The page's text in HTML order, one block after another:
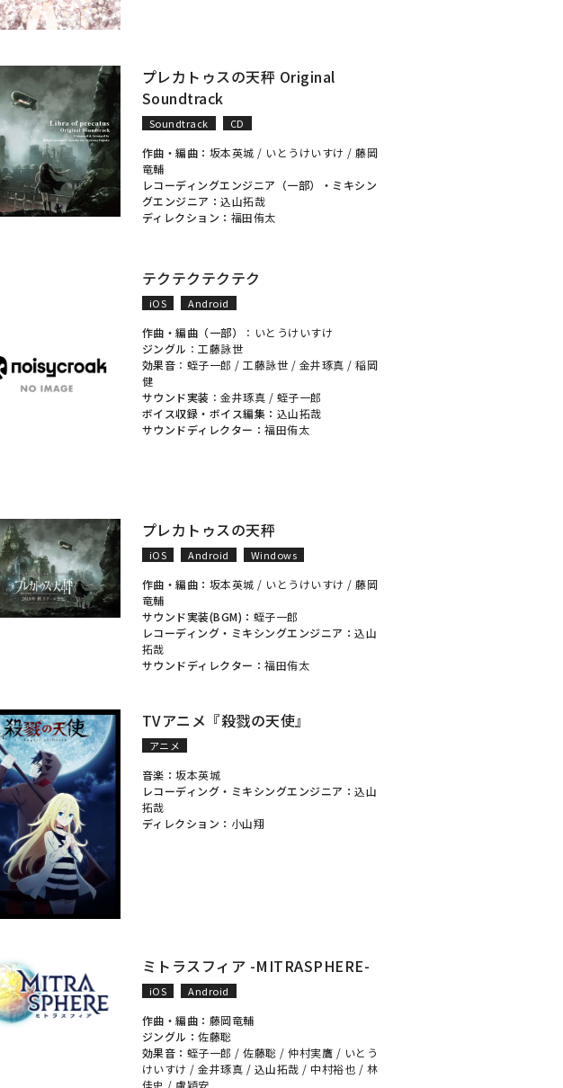
プレカトゥスの天秤 Original
Soundtrack
Soundtrack CD
作曲・編曲： 坂本英城 / いとうけいすけ /藤岡
竜輔
レコーディングエンジニア（一部）・ミキシン
グエンジニア：込山拓哉
ディレクション： 福田侑太
テクテクテクテク
iOS Android
作曲・編曲（一部） ： いとうけいすけ
ジングル ：工藤詠世
効果音 ： 蛭子一郎 /工藤詠世 / 金井琢真 /稲岡
健
サウンド実装 ：金井琢真 / 蛭子一郎
ボイス収録・ボイス編集： 込山拓哉
サウンドディレクター：福田侑太
プレカトゥスの天秤
iOS Android Windows
作曲・編曲： 坂本英城 / いとうけいすけ /藤岡
竜輔
サウンド実装(BGM)： 蛭子一郎
レコーディング・ミキシングエンジニア：込山
拓哉
サウンドディレクター：福田侑太
TVアニメ『殺戮の天使』
アニメ
音楽：坂本英城
レコーディング・ミキシングエンジニア：込山
拓哉
ディレクション： 小山翔
ミトラスフィア -MITRASPHERE-
iOS Android
作曲・編曲： 藤岡竜輔
ジングル：佐藤聡
効果音： 蛭子一郎 /佐藤聡 /仲村実鷹 / いとう
けいすけ /金井琢真 / 込山拓哉 / 中村裕也 / 林